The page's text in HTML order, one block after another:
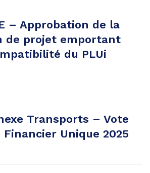
– Approbation de la
de projet emportant
du PLUi
Transports – Vote
Unique 2025